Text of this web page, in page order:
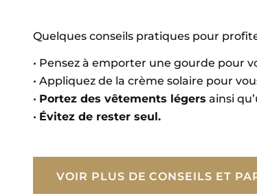
Quelques conseils pratiques pour
• Pensez à emporter une gourde pour
• Appliquez de la crème solaire pour
• Portez des vêtements légers ainsi
• Évitez de rester seul.
VOIR PLUS DE CONSEILS ET